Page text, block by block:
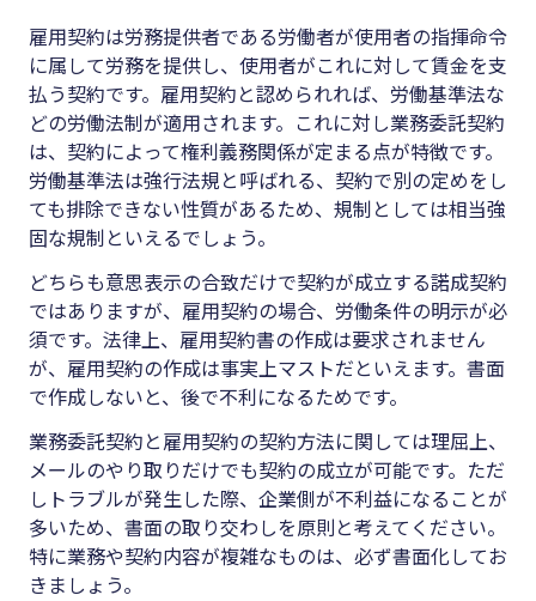
雇用契約は労務提供者である労働者が使用者の指揮命令
に属して労務を提供し、使用者がこれに対して賃金を支
払う契約です。雇用契約と認められれば、労働基準法な
どの労働法制が適用されます。これに対し業務委託契約
は、契約によって権利義務関係が定まる点が特徴です。
労働基準法は強行法規と呼ばれる、契約で別の定めをし
ても排除できない性質があるため、規制としては相当強
固な規制といえるでしょう。
どちらも意思表示の合致だけで契約が成立する諾成契約
ではありますが、雇用契約の場合、労働条件の明示が必
須です。法律上、雇用契約書の作成は要求されません
が、雇用契約の作成は事実上マストだといえます。書面
で作成しないと、後で不利になるためです。
業務委託契約と雇用契約の契約方法に関しては理屈上、
メールのやり取りだけでも契約の成立が可能です。ただ
しトラブルが発生した際、企業側が不利益になることが
多いため、書面の取り交わしを原則と考えてください。
特に業務や契約内容が複雑なものは、必ず書面化してお
きましょう。